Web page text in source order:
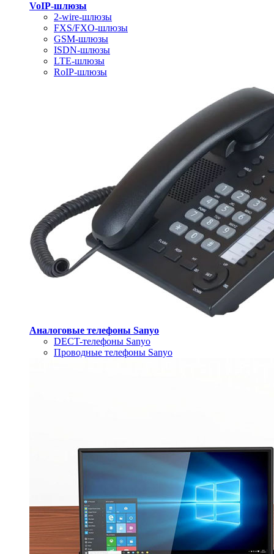
VoIP-шлюзы
2-wire-шлюзы
FXS/FXO-шлюзы
GSM-шлюзы
ISDN-шлюзы
LTE-шлюзы
RoIP-шлюзы
Аналоговые телефоны Sanyo
DECT-телефоны Sanyo
Проводные телефоны Sanyo